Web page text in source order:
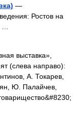
—
Ростов на
выставка»,
(слева направо):
А. Токарев,
Ю. Палайчев,